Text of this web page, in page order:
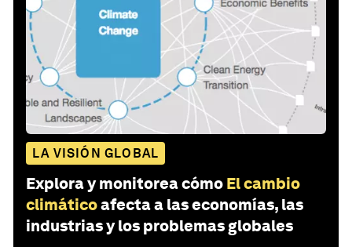
LA VISIÓN GLOBAL
Explora y monitorea cómo El cambio
climáticoafecta a las economías, las
industrias y los problemas globales